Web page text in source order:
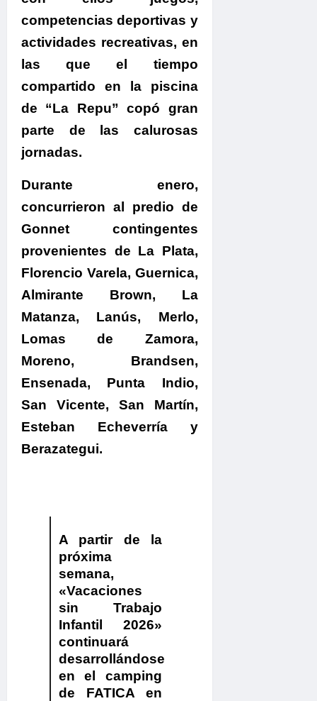
competencias deportivas y
actividades recreativas, en
las que el tiempo
compartido en la piscina
de “La Repu” copó gran
parte de las calurosas
jornadas.
Durante enero,
concurrieron al predio de
Gonnet contingentes
provenientes de La Plata,
Florencio Varela, Guernica,
Almirante Brown, La
Matanza, Lanús, Merlo,
Lomas de Zamora,
Moreno, Brandsen,
Ensenada, Punta Indio,
San Vicente, San Martín,
Esteban Echeverría y
Berazategui.
A partir de la
próxima
semana,
«Vacaciones
sin Trabajo
Infantil 2026»
continuará
desarrollándose
en el camping
de FATICA en